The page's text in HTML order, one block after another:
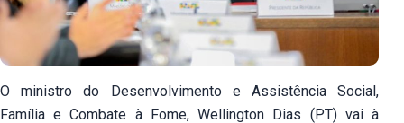
O ministro do Desenvolvimento e Assistência Social,
Família e Combate à Fome, Wellington Dias (PT) vai à